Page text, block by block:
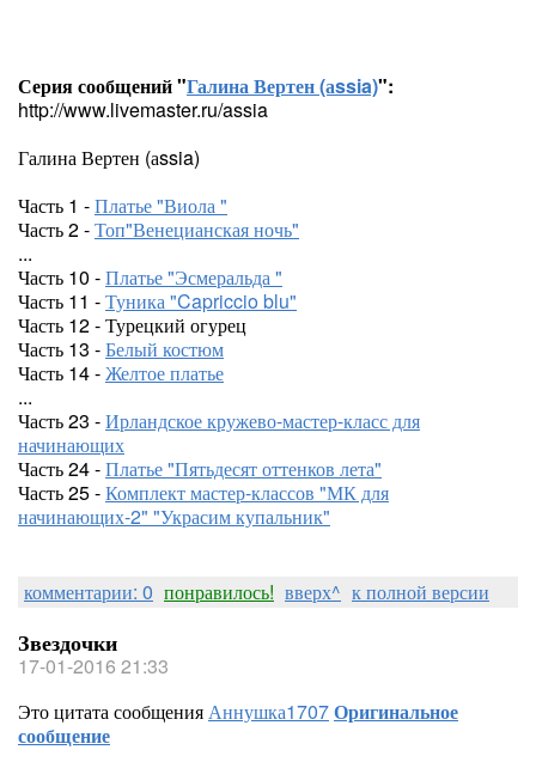
Серия сообщений "Галина Вертен (аssia)":
http://www.livemaster.ru/assia
Галина Вертен (аssia)
Часть 1 -Платье "Виола "
Часть 2 -Топ"Венецианская ночь"
...
Часть 10 -Платье "Эсмеральда "
Часть 11 -Туника "Capriccio blu"
Часть 12 - Турецкий огурец
Часть 13 -Белый костюм
Часть 14 -Желтое платье
...
Часть 23 -Ирландское кружево-мастер-класс для
начинающих
Часть 24 -Платье "Пятьдесят оттенков лета"
Часть 25 -Комплект мастер-классов "МК для
начинающих-2" "Украсим купальник"
комментарии: 0 понравилось! вверх^ к полной версии
Звездочки
17-01-2016 21:33
Это цитата сообщенияАннушка1707Оригинальное
сообщение